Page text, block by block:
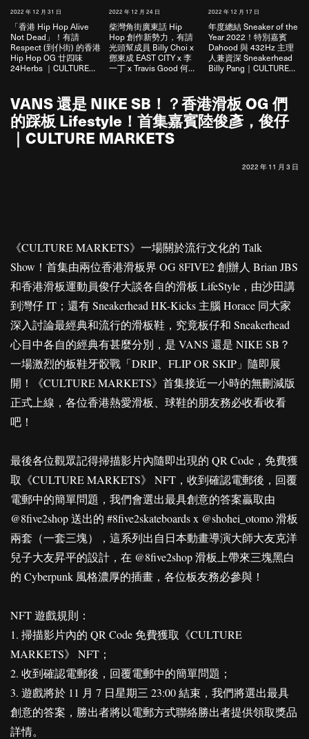
2022 年 12 月 31 日
「香港 Hip Hop Alive
Not Dead」！有請
Respect (到仆街) 的香港
Hip Hop OG 廿四味
24Herbs ｜CULTURE
2022 年 12 月 24 日
柴灣角街廣東話 Hip
Hop 創作新勢力，有請
光頭幫成員 Billy Choi x
鄧東成 EAST CITY x 李
一丁 x Travis Good 何圖
2022 年 12 月 17 日
年度總結 Sneaker of the
Year 2022！特別嘉賓
Dahood 與 432Hz 主理
人兼資深 Sneakerhead
Billy Pang｜CULTURE
VANS 還是 NIKE SB！？香港滑板 OG 們
的踩板 Lifestyle！首集嘉賓陸俊彥，俊仔
｜CULTURE MARKETS
2022 年 11 月 3 日
《CULTURE MARKETS》一場關於流行文化的 Talk
Show！首集由兩位香港滑板界 OG 8FIVE2 創辦人 Brian JBS
和香港滑板運動員俊仔大談各自的滑板 LifeStyle，由沙田講
到灣仔 IT；還有 Sneakerhead HK-Kicks 主腦 Horace 同大家
深入討論最經典和流行的滑板鞋，究竟板仔和 Sneakerhead
心目中各自的經典有甚麼分別，是 VANS 還是 NIKE SB？
一場激烈的板鞋牙骹戰「DRIP、FLIP OR SKIP」隨即展
開！《CULTURE MARKETS》首集接近一小時的無刪減版
正式上線，各位香港熱愛滑板、球鞋的朋友務必收看收看
吧！
最後各位觀眾記得掃描影片內隨即出現的 QR Code，免費獲
取《CULTURE MARKETS》 NFT，收到確認電郵後，回覆
電郵中的簡單問題，我們會選出最具創意的答案贏取由
@8five2shop 送出的 #8five2skateboards x @shohei_otomo 滑板
兩套（一套三塊），這系列出自日本動畫導演大師大友克洋
兒子大友昇平的設計，在 @8five2shop 滑板上帶來三塊黑白
的 Cyberpunk 風格濃厚的插畫，各位板友務必參與！
NFT 遊戲規則：
1. 掃描影片內的 QR Code 免費獲取《CULTURE
MARKETS》 NFT；
2. 收到確認電郵後，回覆電郵中的簡單問題；
3. 遊戲將於 11 月 7 日星期三 23:00 結束，我們將選出最具
創意的答案，勝出者將以電郵方式聯絡勝出者提供領取獎品
詳情。